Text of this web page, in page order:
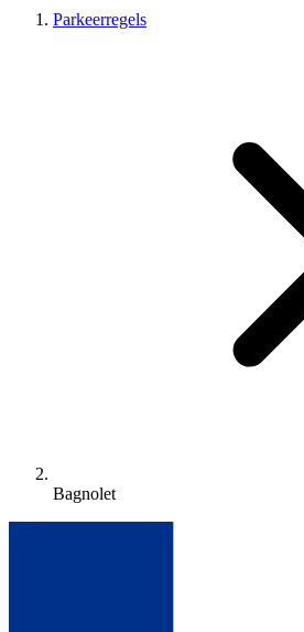
Parkeerregels
Bagnolet